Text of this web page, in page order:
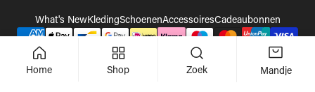
© 2026, Powered by Shopify
What's NewKledingSchoenenAccessoiresCadeaubonnen
Betaalmethodes
Home Shop Zoek Mandje